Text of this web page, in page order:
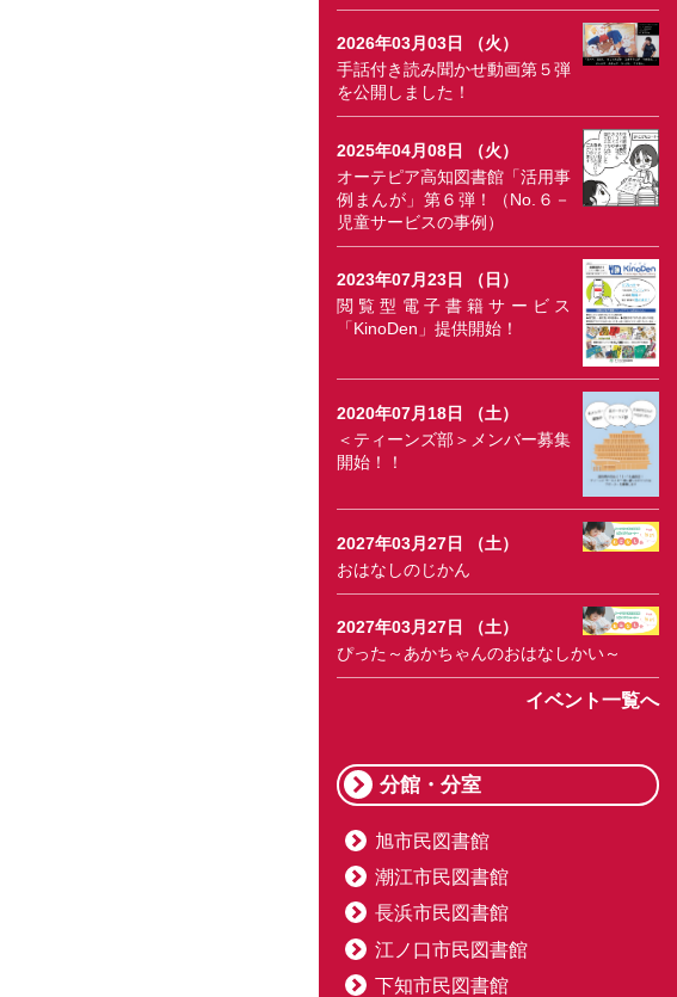
2026年03月03日 （火）
手話付き読み聞かせ動画第５弾
を公開しました！
2025年04月08日 （火）
オーテピア高知図書館「活用事
例まんが」第６弾！（No.６－
児童サービスの事例）
2023年07月23日 （日）
閲覧型電子書籍サービス
「KinoDen」提供開始！
2020年07月18日 （土）
＜ティーンズ部＞メンバー募集
開始！！
2027年03月27日 （土）
おはなしのじかん
2027年03月27日 （土）
ぴった～あかちゃんのおはなしかい～
イベント一覧へ
分館・分室
旭市民図書館
潮江市民図書館
長浜市民図書館
江ノ口市民図書館
下知市民図書館